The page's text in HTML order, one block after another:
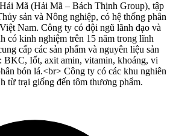
Mã (Hải Mã – Bách Thịnh Group), tập
sản và Nông nghiệp, có hệ thống phân
Nam. Công ty có đội ngũ lãnh đạo và
có kinh nghiệm trên 15 năm trong lĩnh
cấp các sản phẩm và nguyên liệu sản
BKC, Iốt, axit amin, vitamin, khoáng, vi
bón lá.<br> Công ty có các khu nghiên
từ trại giống đến tôm thương phẩm.